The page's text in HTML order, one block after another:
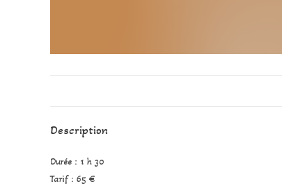
Description
Durée : 1 h 30
Tarif : 65 €